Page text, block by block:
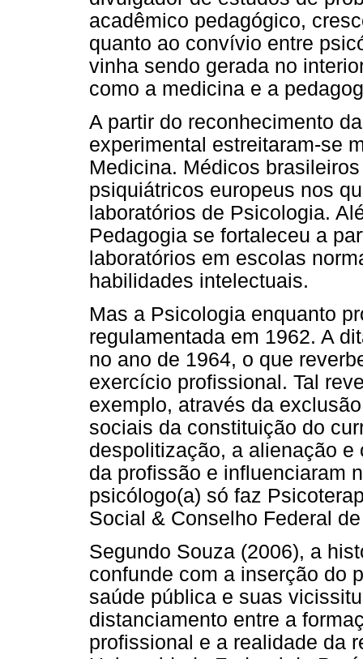
acadêmico pedagógico,
quanto ao convívio entre
vinha sendo gerada no
como a medicina e a
A partir do reconhecimento
experimental estreitaram-se
Medicina. Médicos
psiquiátricos europeus nos
laboratórios de Psicologia.
Pedagogia se fortaleceu a
laboratórios em escolas
habilidades intelectuais.
Mas a Psicologia enquanto
regulamentada em 1962. A
no ano de 1964, o que
exercício profissional. Tal
exemplo, através da
sociais da constituição do
despolitização, a alienação
da profissão e influenciaram
psicólogo(a) só faz
Social & Conselho Federal
Segundo Souza (2006), a
confunde com a inserção do
saúde pública e suas
distanciamento entre a
profissional e a realidade da